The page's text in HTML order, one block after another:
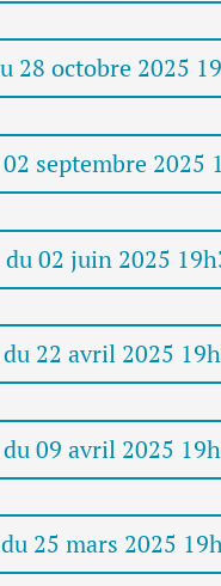
28 octobre 2025
septembre 2025
02 juin 2025
22 avril 2025
09 avril 2025
25 mars 2025